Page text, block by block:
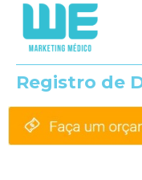
Registro de